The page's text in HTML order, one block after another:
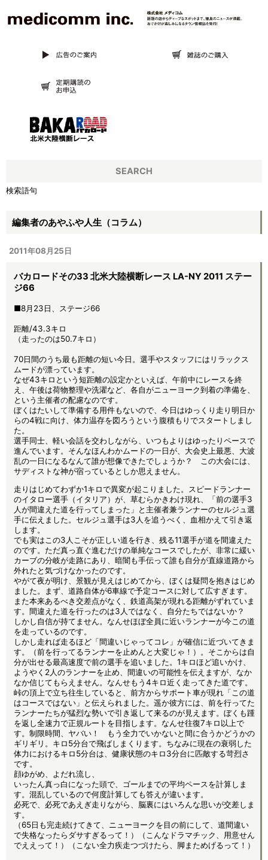
編集者のあやふや人生（コラム）
2011年08月25日
バカロードその33 北米大陸横断レース LA-NY 2011 ステー
ジ66
■8月23日、ステージ66
距離/43.3キロ
（走ったのは50.7キロ）
70日間のうち最も距離の短い今日。選手やスタッフにはリラックス
ムードが漂っています。
なぜ43キロという短距離の設定かといえば、午前中にレースを終
え、午後は荷物整理や洗濯など、各自がニューヨーク到着の準備を、
という主催者の配慮なのです。
ぼくはたいして準備する用件もないので、今日はゆっくり走り明日か
らの4戦に向け、体力温存を図ろうという腹積もりでスタートしまし
た。
選手同士、軽い会話を交わしながら、いつもよりはゆったりペースで
進んでいます。そんなほんわかムードの一日が、大会史上最悪、大波
乱の一日になるなんて誰が想像できたでしょうか？ この大会には、
サディストな神が宿っているとしか思えません。
走りはじめてわずか1キロで異変が起こりました。スピードランナー
のイタロー選手（イタリア）が、草むらかきわけ現れ、「前の選手3
人が間違えた道を行ってしまった」と主催者兼ランナーのセルジュ選
手に伝えました。セルジュ選手は3人を追うべく、血相かえて引き返
します。
でも実はこの3人こそが正しい道を行き、残る11選手が道を間違えた
のです。ただ真っ直ぐ進むだけの単純なコースでしたが、非常に緩い
カーブの分岐が走路にあり、暗闇も手伝って誰も自分が直線道路から
外れたと気づけなかったのです。
やがて夜が明け、景観が見えはじめてから、ぼくは疑問を抱きはじめ
ました。まず、道路自体が6車線で予定コースに対して広すぎます。
また本来あるべき交差点がなく、鉄道高架が現れる距離がずれていま
す。間違えた道を行ったのは3人ではなく、自分たちではないか？
しかし自信が持てません。なんせほぼ全員に近いランナーが今この道
を走っているのです。
しかし走れば走るほど「間違いじゃってコレ」が確信に近づいてきま
す。（前を行ってるランナーを止めんと大変じゃ！）。そこからは自
分が出せる最高速度で前の選手を追いました。1キロほど追いかけ、
ようやく2人のランナーを止め、間違いの可能性を伝えますが、なか
なか信じてもらえません。なんせもう4キロ近く走ってきた道です。
峠の頂上で立ち往生していると、前方からサポート車が現れ「この道
はコースではない」と伝えられました。遥か彼方には、前を行ってた
ランナーたちが猛烈な勢いで引き返して来るのが見えます。ぼくも踵
を返し全速力で正規ルートを目指します。なんせ往復7キロ以上で
す。制限時間、ヤバい！ もう全力でいかないと間に合うかどうかの
ギリギリ。キロ5分台で飛ばしまくります。ちなみに現在の衰弱した
体力におけるキロ5分台は、健康状態のキロ3分台に匹敵する苛烈さ
です。
顔ゆがめ、よだれ流し、
いったん真っ白になった頭で、ゴールまでの平均ペースを計算しま
す。混乱しているので何度計算しても答えが違います。
必死で、必死であえぎ走りながら、脳裏にはいろんな思いが交差しま
す。
（65日も完走続けてきて、ニューヨークを目の前にして、道間違い
で失格なったらダサすぎるって！）（こんなドラマチック、用意せん
でええって！）（こない全力疾走つづけたら、脚まためげるって！）
SEARCH
検索語句